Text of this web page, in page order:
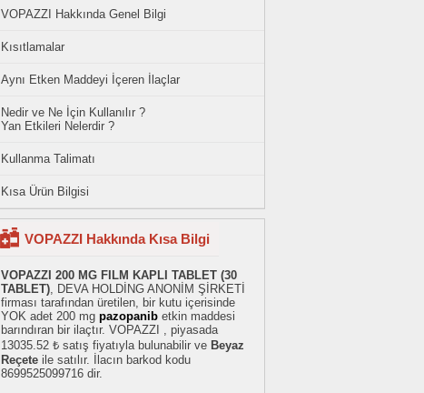
VOPAZZI Hakkında Genel Bilgi
Kısıtlamalar
Aynı Etken Maddeyi İçeren İlaçlar
Nedir ve Ne İçin Kullanılır ?
Yan Etkileri Nelerdir ?
Kullanma Talimatı
Kısa Ürün Bilgisi
VOPAZZI Hakkında Kısa Bilgi
VOPAZZI 200 MG FILM KAPLI TABLET (30
TABLET), DEVA HOLDİNG ANONİM ŞİRKETİ
firması tarafından üretilen, bir kutu içerisinde
YOK adet 200 mg pazopanib etkin maddesi
barındıran bir ilaçtır. VOPAZZI , piyasada
13035.52 ₺ satış fiyatıyla bulunabilir ve Beyaz
Reçete ile satılır. İlacın barkod kodu
8699525099716 dir.